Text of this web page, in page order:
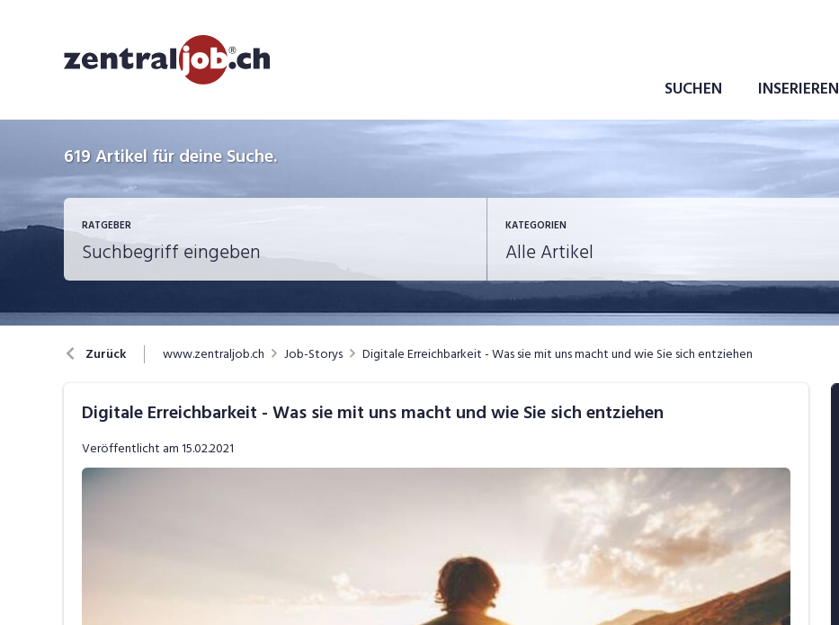
SUCHEN INSERIEREN
619Artikel für deine Suche.
RATGEBER KATEGORIEN
Berufsbilder Bewerbung
in eigener Sache
Job-Coach
Job-Tipps
Video
Zurück www.zentraljob.ch Job-Storys Digitale Erreichbarkeit - Was sie mit uns macht und wie Sie sich entziehen
Digitale Erreichbarkeit - Was sie mit uns macht und wie Sie sich entziehen
Veröffentlicht am15.02.2021